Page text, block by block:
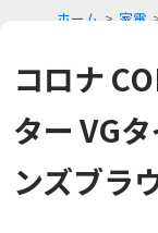
ホーム 家電
コロナ
ター VG
ンズブラ